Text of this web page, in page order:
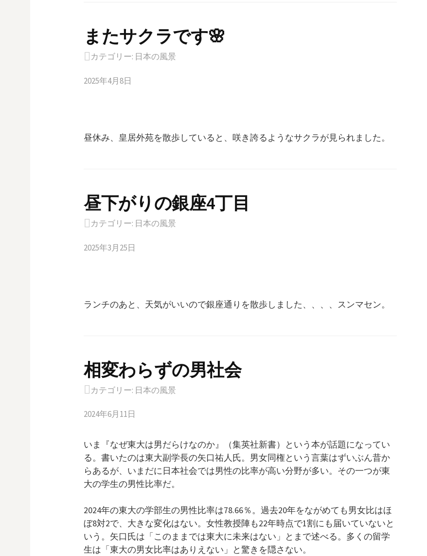
またサクラです🌸
カテゴリー: 日本の風景
2025年4月8日
昼休み、皇居外苑を散歩していると、咲き誇るようなサクラが見られました。
昼下がりの銀座4丁目
カテゴリー: 日本の風景
2025年3月25日
ランチのあと、天気がいいので銀座通りを散歩しました、、、、スンマセン。
相変わらずの男社会
カテゴリー: 日本の風景
2024年6月11日
いま『なぜ東大は男だらけなのか』（集英社新書）という本が話題になってい
る。書いたのは東大副学長の矢口祐人氏。男女同権という言葉はずいぶん昔か
らあるが、いまだに日本社会では男性の比率が高い分野が多い。その一つが東
大の学生の男性比率だ。
2024年の東大の学部生の男性比率は78.66％。過去20年をながめても男女比はほ
ぼ8対2で、大きな変化はない。女性教授陣も22年時点で1割にも届いていないと
いう。矢口氏は「このままでは東大に未来はない」とまで述べる。多くの留学
生は「東大の男女比率はありえない」と驚きを隠さない。